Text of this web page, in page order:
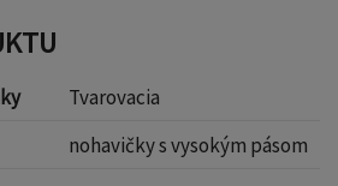
Tvarovacia
nohavičky s vysokým pásom